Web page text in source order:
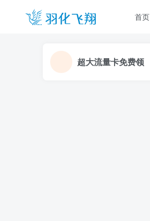
首页
超大流量卡免费领